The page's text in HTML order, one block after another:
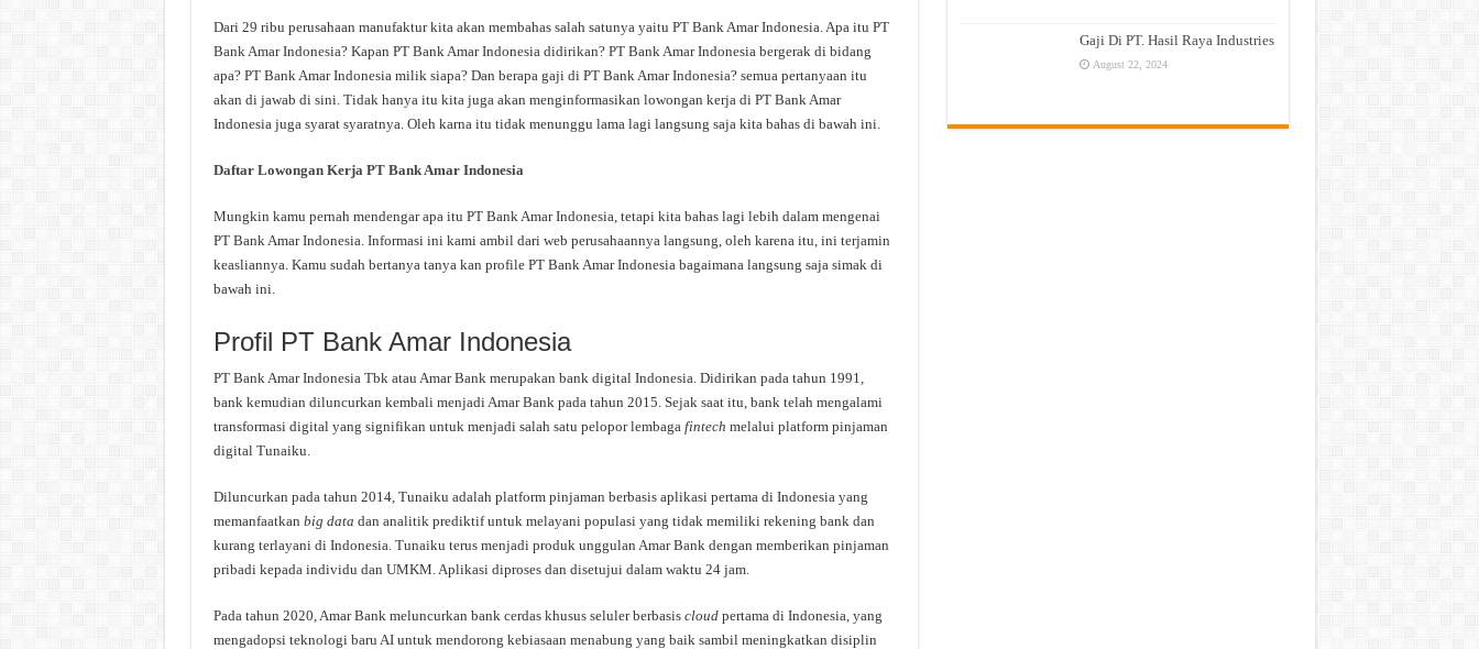
Dari 29 ribu perusahaan manufaktur kita akan membahas salah satunya yaitu PT Bank Amar Indonesia. Apa itu PT
Bank Amar Indonesia? Kapan PT Bank Amar Indonesia didirikan? PT Bank Amar Indonesia bergerak di bidang
apa? PT Bank Amar Indonesia milik siapa? Dan berapa gaji di PT Bank Amar Indonesia? semua pertanyaan itu
akan di jawab di sini. Tidak hanya itu kita juga akan menginformasikan lowongan kerja di PT Bank Amar
Indonesia juga syarat syaratnya. Oleh karna itu tidak menunggu lama lagi langsung saja kita bahas di bawah ini.
Daftar Lowongan Kerja PT Bank Amar Indonesia
Mungkin kamu pernah mendengar apa itu PT Bank Amar Indonesia, tetapi kita bahas lagi lebih dalam mengenai
PT Bank Amar Indonesia. Informasi ini kami ambil dari web perusahaannya langsung, oleh karena itu, ini terjamin
keasliannya. Kamu sudah bertanya tanya kan profile PT Bank Amar Indonesia bagaimana langsung saja simak di
bawah ini.
Profil PT Bank Amar Indonesia
PT Bank Amar Indonesia Tbk atau Amar Bank merupakan bank digital Indonesia. Didirikan pada tahun 1991,
bank kemudian diluncurkan kembali menjadi Amar Bank pada tahun 2015. Sejak saat itu, bank telah mengalami
transformasi digital yang signifikan untuk menjadi salah satu pelopor lembaga fintech melalui platform pinjaman
digital Tunaiku.
Diluncurkan pada tahun 2014, Tunaiku adalah platform pinjaman berbasis aplikasi pertama di Indonesia yang
memanfaatkan big data dan analitik prediktif untuk melayani populasi yang tidak memiliki rekening bank dan
kurang terlayani di Indonesia. Tunaiku terus menjadi produk unggulan Amar Bank dengan memberikan pinjaman
pribadi kepada individu dan UMKM. Aplikasi diproses dan disetujui dalam waktu 24 jam.
Pada tahun 2020, Amar Bank meluncurkan bank cerdas khusus seluler berbasis cloudpertama di Indonesia, yang
mengadopsi teknologi baru AI untuk mendorong kebiasaan menabung yang baik sambil meningkatkan disiplin
Gaji Di PT. Hasil Raya Industries
August 22, 2024